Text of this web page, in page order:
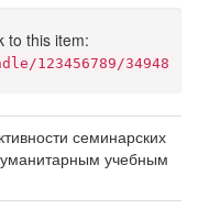
to this item:
123456789/34948
семинарских
учебным